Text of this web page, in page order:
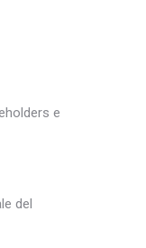
e
del